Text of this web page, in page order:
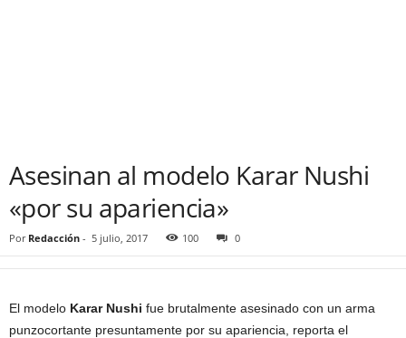
Asesinan al modelo Karar Nushi
«por su apariencia»
Por Redacción - 5 julio, 2017 100 0
El modelo Karar Nushi fue brutalmente asesinado con un arma
punzocortante presuntamente por su apariencia, reporta el